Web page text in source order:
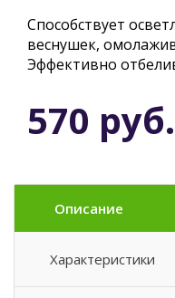
Способствует
веснушек,
Эффективно
570 руб.
Описание
Характеристики